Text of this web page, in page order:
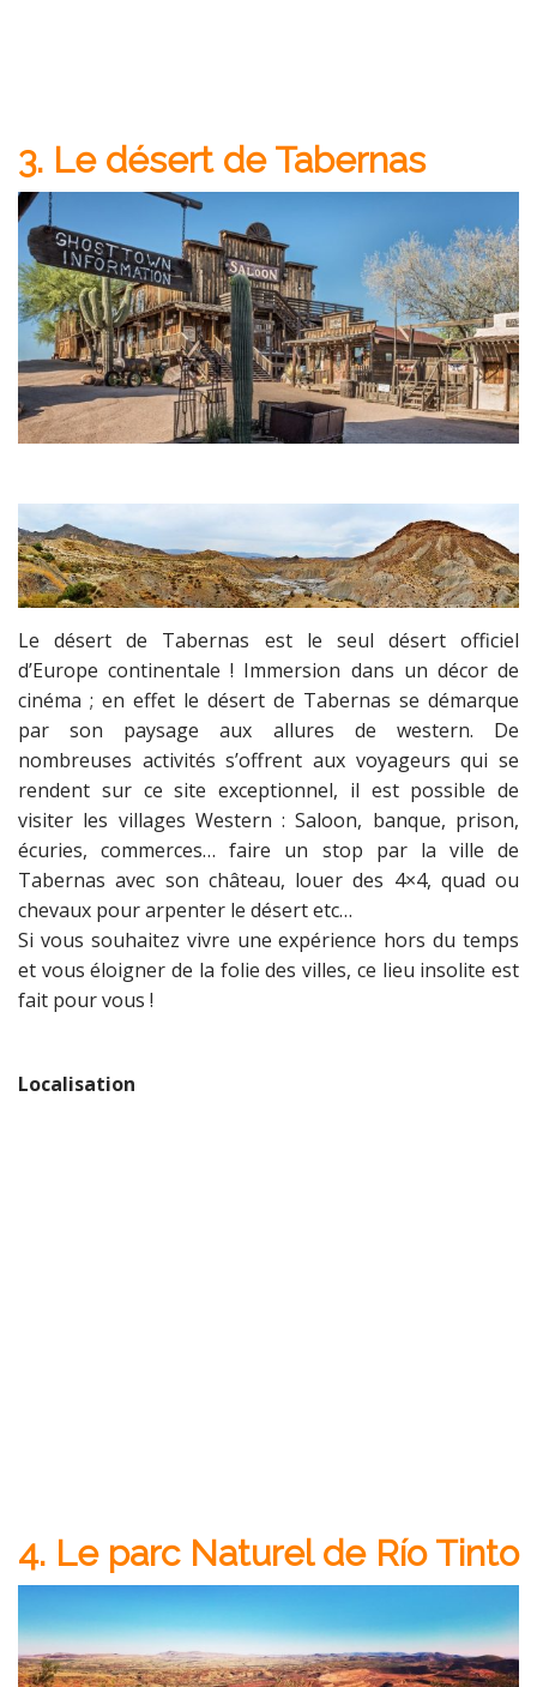
3. Le désert de Tabernas
Le désert de Tabernas est le seul désert officiel
d’Europe continentale ! Immersion dans un décor de
cinéma ; en effet le désert de Tabernas se démarque
par son paysage aux allures de western. De
nombreuses activités s’offrent aux voyageurs qui se
rendent sur ce site exceptionnel, il est possible de
visiter les villages Western : Saloon, banque, prison,
écuries, commerces… faire un stop par la ville de
Tabernas avec son château, louer des 4×4, quad ou
chevaux pour arpenter le désert etc…
Si vous souhaitez vivre une expérience hors du temps
et vous éloigner de la folie des villes, ce lieu insolite est
fait pour vous !
Localisation
4. Le parc Naturel de Río Tinto